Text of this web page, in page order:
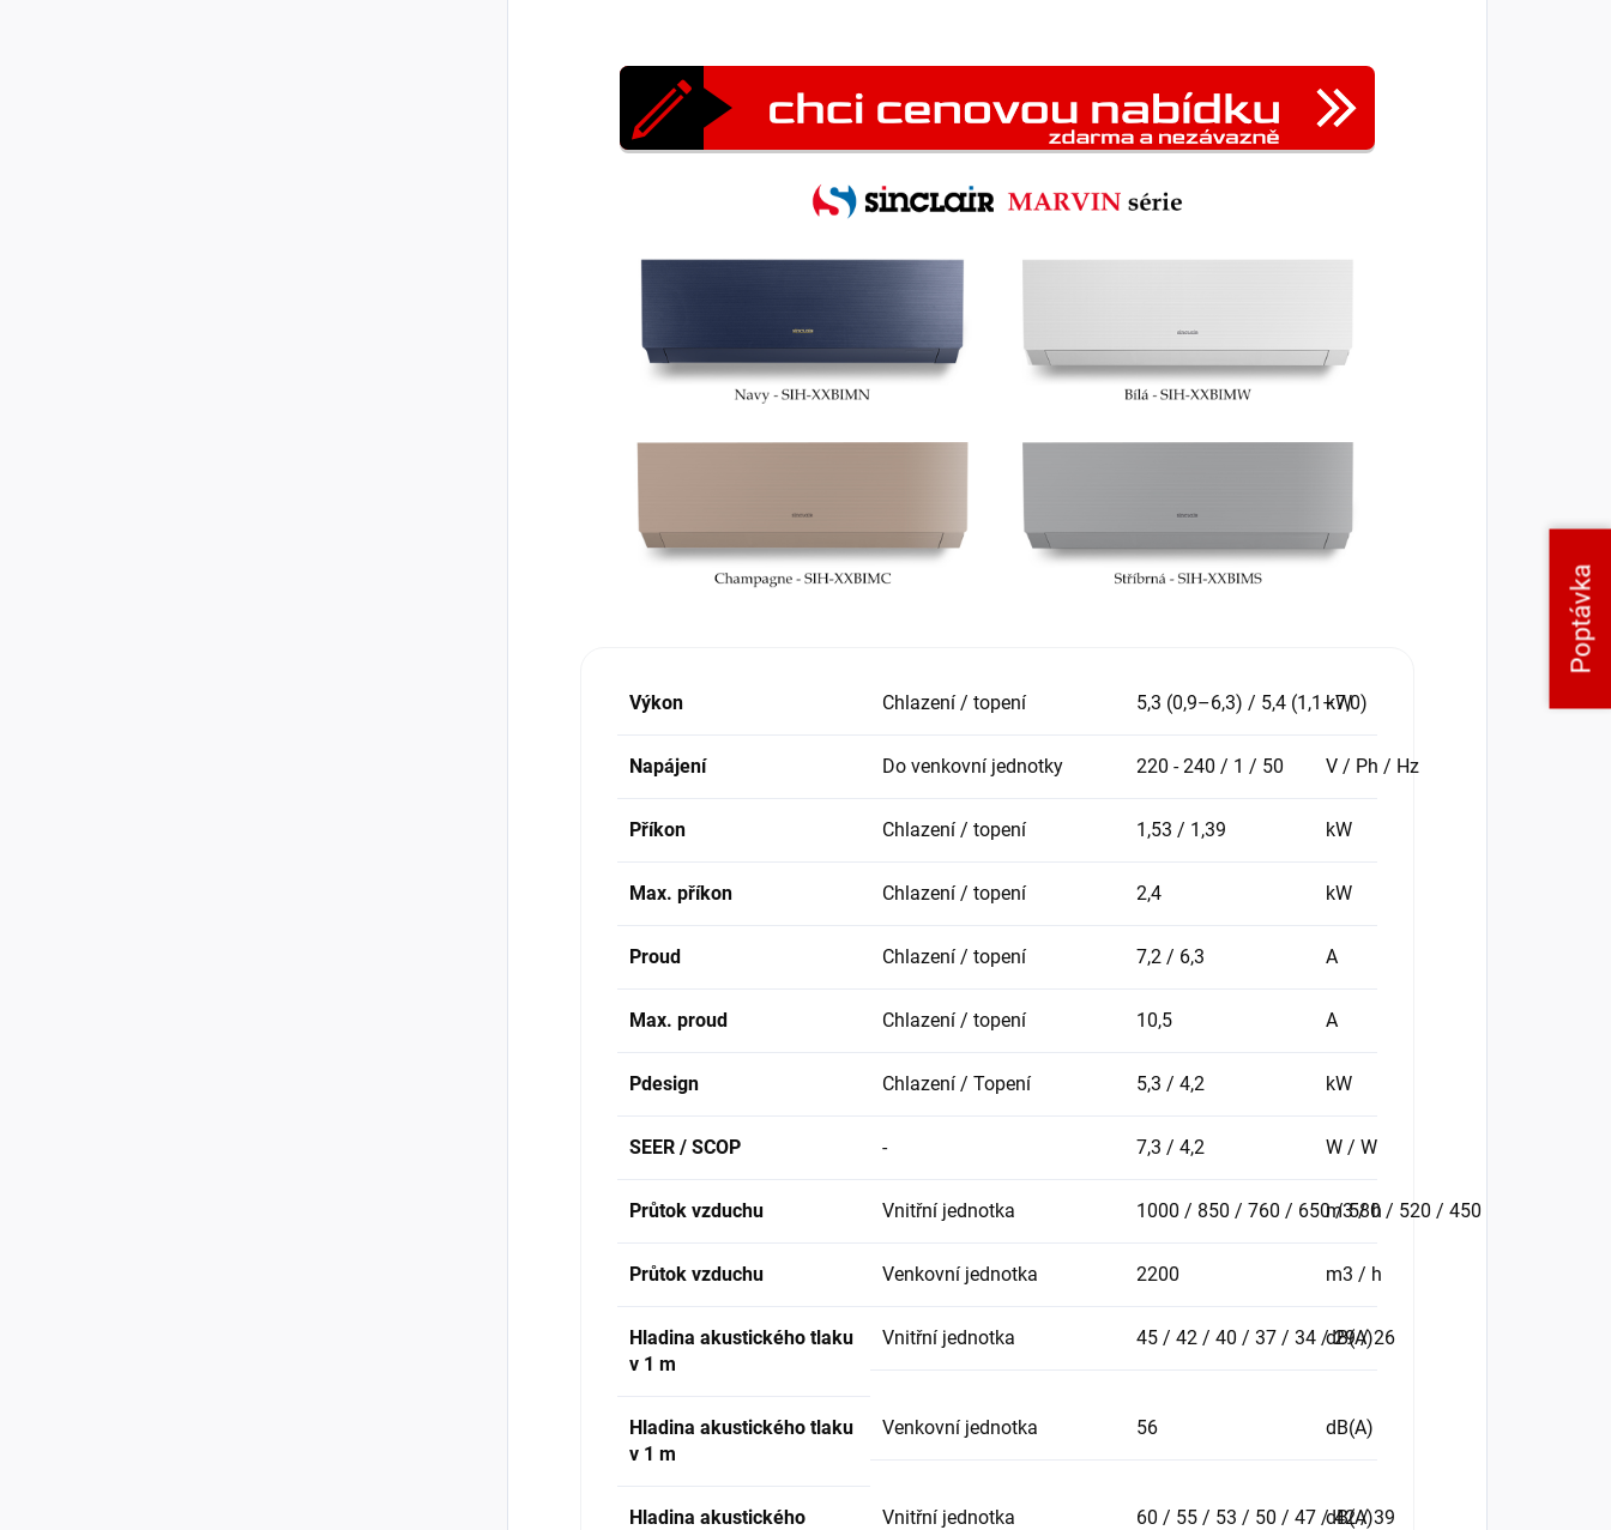
Výkon Chlazení / topení 5,3 (0,9–6,3) / 5,4 (1,1–7,0)
kW
Napájení Do venkovní jednotky 220 - 240 / 1 / 50 V / Ph / Hz
Příkon Chlazení / topení 1,53 / 1,39 kW
Max. příkon Chlazení / topení 2,4 kW
Proud Chlazení / topení 7,2 / 6,3 A
Max. proud Chlazení / topení 10,5 A
Pdesign Chlazení / Topení 5,3 / 4,2 kW
SEER / SCOP - 7,3 / 4,2 W / W
Průtok vzduchu Vnitřní jednotka 1000 / 850 / 760 / 650 / 580 / 520 / 450
m3 / h
Průtok vzduchu Venkovní jednotka 2200 m3 / h
Hladina akustického tlaku
v 1 m
Vnitřní jednotka 45 / 42 / 40 / 37 / 34 / 29 / 26
dB(A)
Hladina akustického tlaku
v 1 m
Venkovní jednotka 56 dB(A)
Hladina akustického
Vnitřní jednotka 60 / 55 / 53 / 50 / 47 / 42 / 39
dB(A)
Poptávka